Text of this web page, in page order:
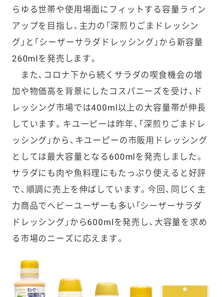
らゆる世帯や使用場面にフィットする容量ライン
アップを目指し、主力の「深煎りごまドレッシン
グ」と「シーザーサラダドレッシング」から新容量
260mlを発売します。
また、コロナ下から続くサラダの喫食機会の増
加や物価高を背景にしたコスパニーズを受け、ド
レッシング市場では400ml以上の大容量帯が伸長
しています。キユーピーは昨年、「深煎りごまドレ
ッシング」から、キユーピーの市販用ドレッシング
としては最大容量となる600mlを発売しました。
サラダにも肉や魚料理にもたっぷり使えると好評
で、順調に売上を伸ばしています。今回、同じく主
力商品でヘビーユーザーも多い「シーザーサラダ
ドレッシング」から600mlを発売し、大容量を求め
る市場のニーズに応えます。